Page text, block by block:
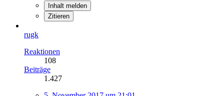
Inhalt melden
Zitieren
rugk
Reaktionen
108
Beiträge
1.427